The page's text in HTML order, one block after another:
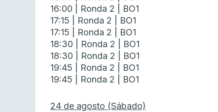
16:00 | Ronda 2 | BO1
17:15 | Ronda 2 | BO1
17:15 | Ronda 2 | BO1
18:30 | Ronda 2 | BO1
18:30 | Ronda 2 | BO1
19:45 | Ronda 2 | BO1
19:45 | Ronda 2 | BO1
24 de agosto (Sábado)